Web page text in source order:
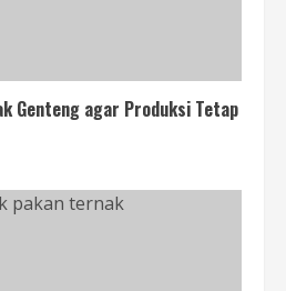
Genteng agar Produksi Tetap